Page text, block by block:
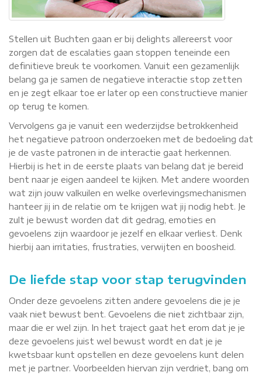
Stellen uit Buchten gaan er bij delights allereerst voor
zorgen dat de escalaties gaan stoppen teneinde een
definitieve breuk te voorkomen. Vanuit een gezamenlijk
belang ga je samen de negatieve interactie stop zetten
en je zegt elkaar toe er later op een constructieve manier
op terug te komen.
Vervolgens ga je vanuit een wederzijdse betrokkenheid
het negatieve patroon onderzoeken met de bedoeling dat
je de vaste patronen in de interactie gaat herkennen.
Hierbij is het in de eerste plaats van belang dat je bereid
bent naar je eigen aandeel te kijken. Met andere woorden
wat zijn jouw valkuilen en welke overlevingsmechanismen
hanteer jij in de relatie om te krijgen wat jij nodig hebt. Je
zult je bewust worden dat dit gedrag, emoties en
gevoelens zijn waardoor je jezelf en elkaar verliest. Denk
hierbij aan irritaties, frustraties, verwijten en boosheid.
De liefde stap voor stap terugvinden
Onder deze gevoelens zitten andere gevoelens die je je
vaak niet bewust bent. Gevoelens die niet zichtbaar zijn,
maar die er wel zijn. In het traject gaat het erom dat je je
deze gevoelens juist wel bewust wordt en dat je je
kwetsbaar kunt opstellen en deze gevoelens kunt delen
met je partner. Voorbeelden hiervan zijn verdriet, bang om